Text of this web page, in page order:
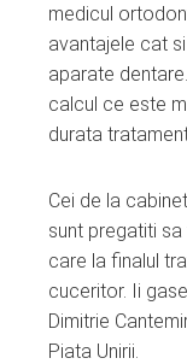
medicul
avantajele cat
aparate
calcul ce este
durata
Cei de la
sunt pregatiti
care la finalul
cuceritor. Ii
Dimitrie
Piata Unirii.